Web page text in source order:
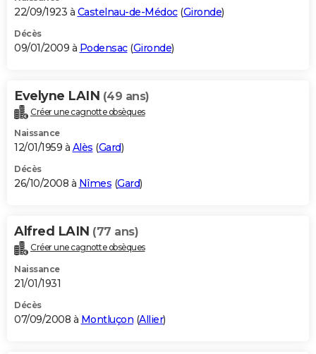
22/09/1923 à Castelnau-de-Médoc(Gironde)
Décès
09/01/2009 à Podensac(Gironde)
Evelyne LAIN (49 ans)
Créer une cagnotte obsèques
Naissance
12/01/1959 à Alès (Gard)
Décès
26/10/2008 à Nîmes (Gard)
Alfred LAIN (77 ans)
Créer une cagnotte obsèques
Naissance
21/01/1931
Décès
07/09/2008 à Montluçon (Allier)